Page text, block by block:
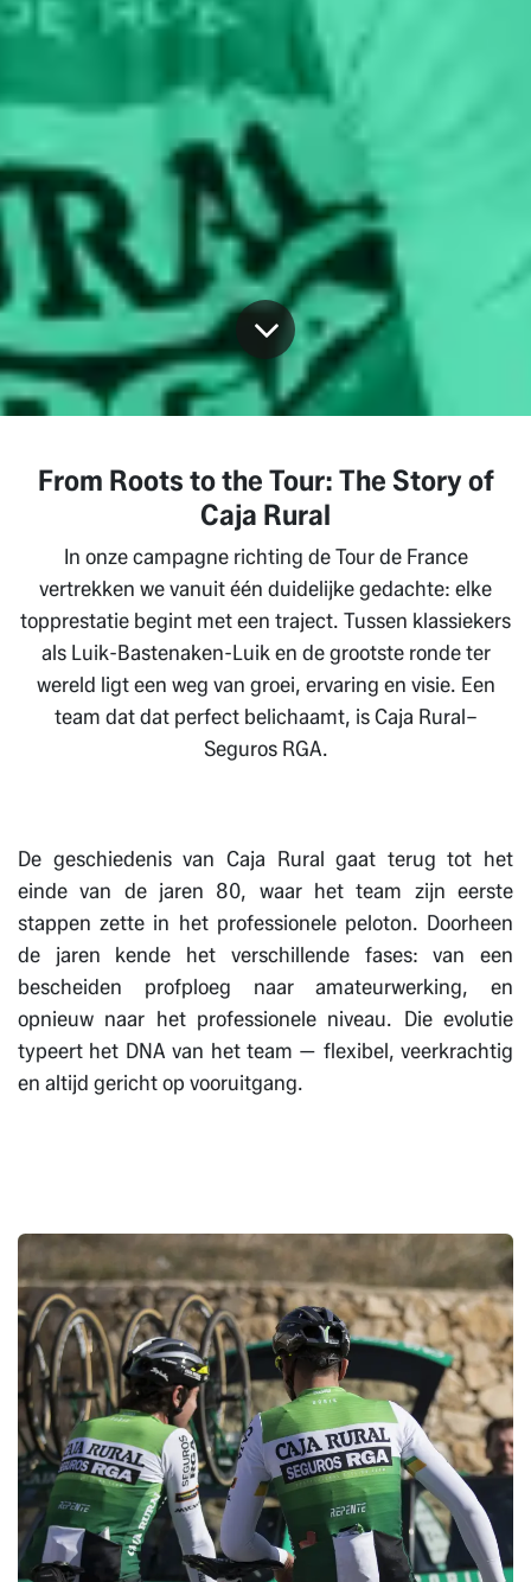
From Roots to the Tour: The Story of
Caja Rural
In onze campagne richting de Tour de France
vertrekken we vanuit één duidelijke gedachte: elke
topprestatie begint met een traject. Tussen klassiekers
als Luik-Bastenaken-Luik en de grootste ronde ter
wereld ligt een weg van groei, ervaring en visie. Een
team dat dat perfect belichaamt, is Caja Rural–
Seguros RGA.
De geschiedenis van Caja Rural gaat terug tot het
einde van de jaren 80, waar het team zijn eerste
stappen zette in het professionele peloton. Doorheen
de jaren kende het verschillende fases: van een
bescheiden profploeg naar amateurwerking, en
opnieuw naar het professionele niveau. Die evolutie
typeert het DNA van het team — flexibel, veerkrachtig
en altijd gericht op vooruitgang.